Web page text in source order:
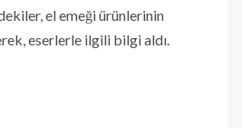
el emeği ürünlerinin
eserlerle ilgili bilgi aldı.